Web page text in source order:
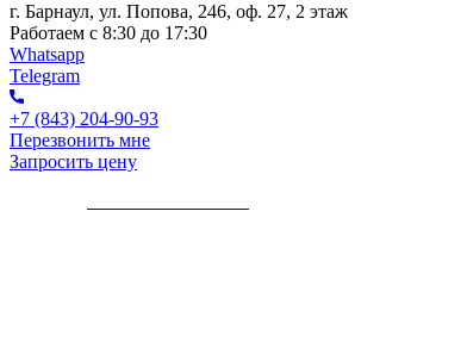
г. Барнаул, ул. Попова, 246, оф. 27, 2 этаж
Работаем с 8:30 до 17:30
Whatsapp
Telegram
+7 (843) 204-90-93
Перезвонить мне
Запросить цену